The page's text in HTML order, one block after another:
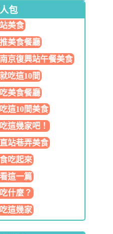
包
美食
美食餐廳
京復興站午餐美食
吃這10間
美食餐廳
這10間美食
這幾家吧！
站巷弄美食
吃起來
這一篇
什麼？
這幾家